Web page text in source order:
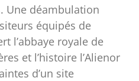
Une déambulation
équipés de
l’abbaye royale de
et l’histoire l’Alienor
d’un site